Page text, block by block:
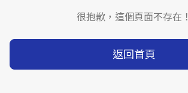
很抱歉，這個頁面不存在！
返回首頁